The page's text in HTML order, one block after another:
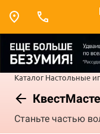
Каталог Настольные
Станьте частью